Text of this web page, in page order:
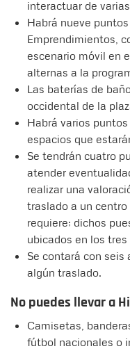
interactuar de
Habrá nueve
Emprendimientos,
escenario móvil en
alternas a la
Las baterías de
occidental de la
Habrá varios
espacios que
Se tendrán cuatro
atender
realizar una
traslado a un
requiere; dichos
ubicados en los
Se contará con seis
algún traslado.
No puedes llevar a
Camisetas,
fútbol nacionales o